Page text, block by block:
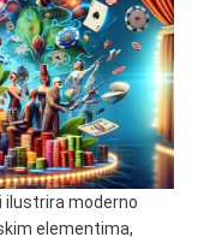
ilustrira moderno
elementima,